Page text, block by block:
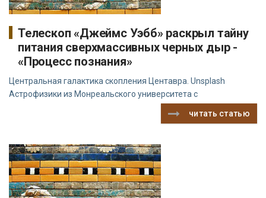
Телескоп «Джеймс Уэбб» раскрыл тайну
питания сверхмассивных черных дыр -
«Процесс познания»
Центральная галактика скопления Центавра. Unsplash
Астрофизики из Монреальского университета с
читать статью